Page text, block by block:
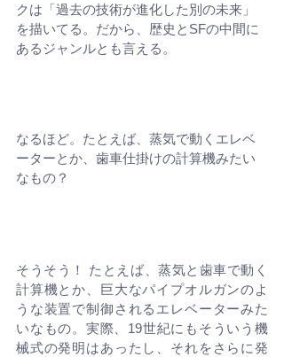
クは「過去の技術が進化した別の未来」
を描いてる。だから、歴史とSFの中間に
あるジャンルとも言える。
なるほど。たとえば、蒸気で動くエレベ
ーターとか、歯車仕掛けの計算機みたい
なもの？
そうそう！ たとえば、蒸気と歯車で動く
計算機とか、巨大なパイプオルガンのよ
うな装置で制御されるエレベーターみた
いなもの。実際、19世紀にもそういう機
械式の発明はあったし、それをさらに発